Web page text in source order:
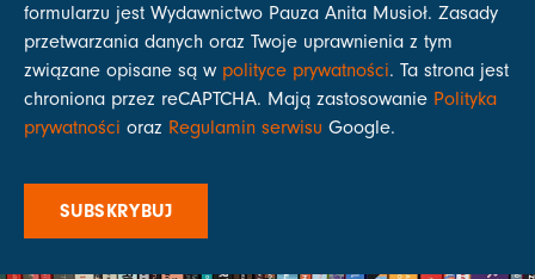
formularzu jest Wydawnictwo Pauza Anita Musioł. Zasady
przetwarzania danych oraz Twoje uprawnienia z tym
związane opisane są w polityce prywatności. Ta strona jest
chroniona przez reCAPTCHA. Mają zastosowanie Polityka
prywatności oraz Regulamin serwisu Google.
SUBSKRYBUJ